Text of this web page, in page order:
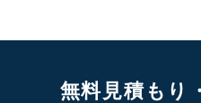
無料見積もり